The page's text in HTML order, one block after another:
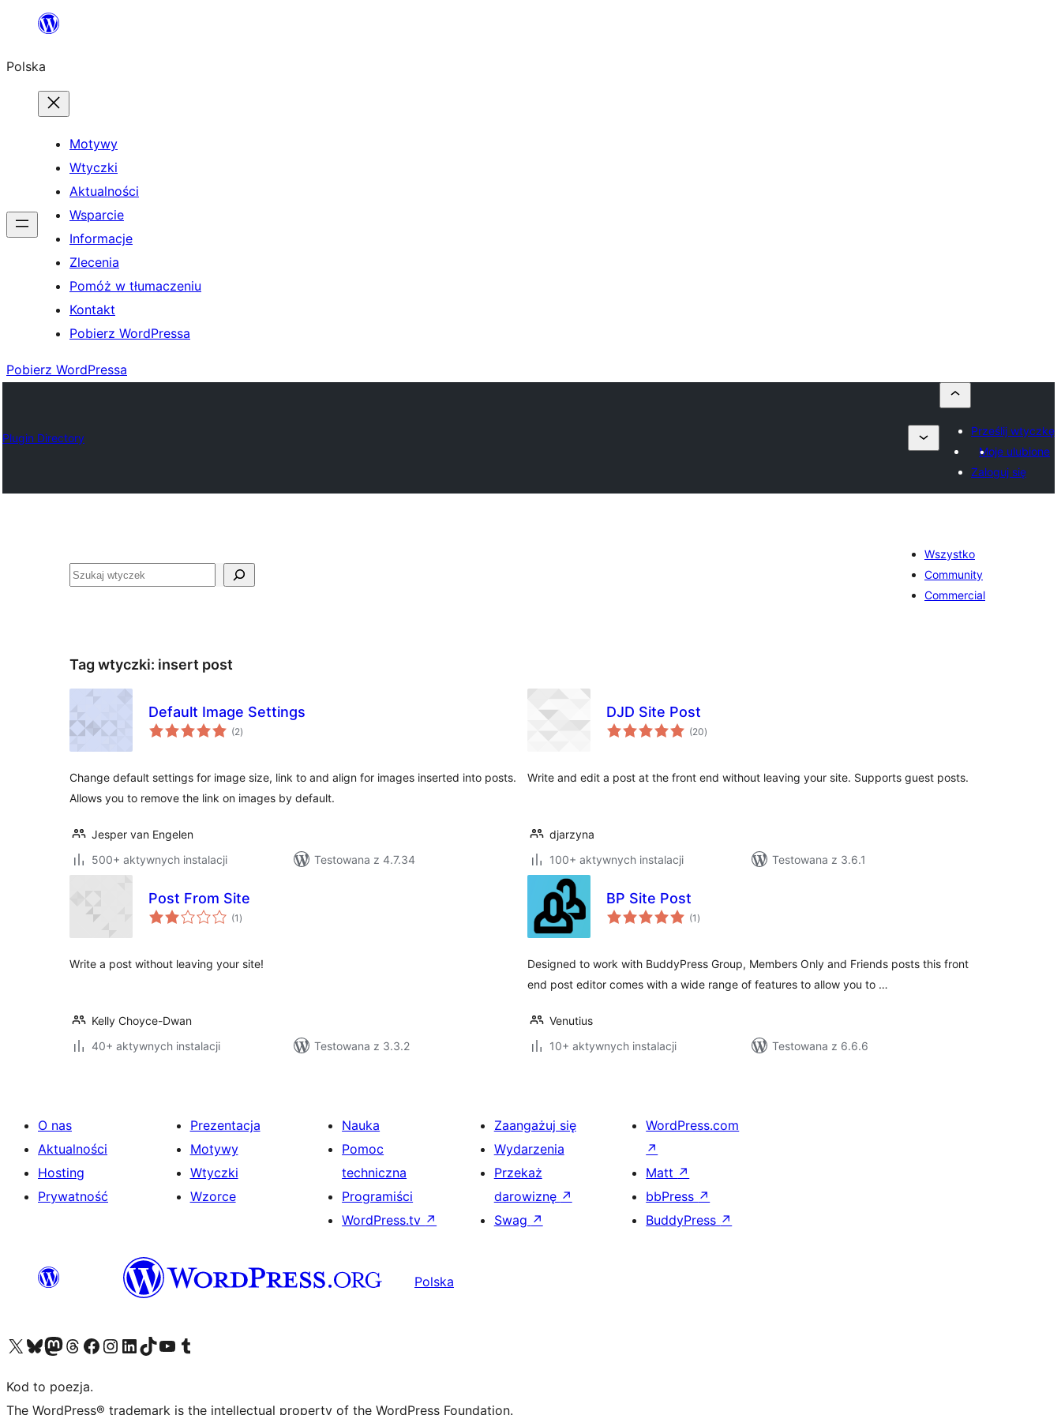
Przejdź
treści
Polska
Motywy
Wtyczki
Aktualności
Wsparcie
Informacje
Zlecenia
Pomóż w tłumaczeniu
Kontakt
Pobierz WordPressa
Pobierz WordPressa
Plugin Directory
Prześlij wtyczkę
Moje ulubione
Zaloguj się
Szukaj
Wszystko
Community
Commercial
Tag wtyczki: insert post
Default Image Settings
(2wszystkich
ocen
)
Change default settings for image size, link to and align for images inserted into posts.
Allows you to remove the link on images by default.
Jesper van Engelen
500+ aktywnych instalacji
Testowana z 4.7.34
DJD Site Post
(20wszystkich
ocen
)
Write and edit a post at the front end without leaving your site. Supports guest posts.
djarzyna
100+ aktywnych instalacji
Testowana z 3.6.1
Post From Site
(1 wszystkich
ocen
)
Write a post without leaving your site!
Kelly Choyce-Dwan
40+ aktywnych instalacji
Testowana z 3.3.2
BP Site Post
(1 wszystkich
ocen
)
Designed to work with BuddyPress Group, Members Only and Friends posts this front
end post editor comes with a wide range of features to allow you to …
Venutius
10+ aktywnych instalacji
Testowana z 6.6.6
O nas
Aktualności
Hosting
Prywatność
Prezentacja
Motywy
Wtyczki
Wzorce
Nauka
Pomoc
techniczna
Programiści
WordPress.tv ↗
Zaangażuj się
Wydarzenia
Przekaż
darowiznę ↗
Swag ↗
WordPress.com
↗
Matt ↗
bbPress ↗
BuddyPress ↗
Polska
Odwiedź nasze konto X (dawniej Twitter)
Odwiedź nasze konto Bluesky
Odwiedź nasze konto na Mastodoncie
Odwiedź naszego Threadsa
Odwiedź naszego Facebooka
Odwiedź nasze konto na Instagramie
Odwiedź nasze konto na LinkedIn
Odwiedź naszego TikToka
Odwiedź nasz kanał YouTube
Odwiedź naszego Tumblra
Kod to poezja.
The WordPress® trademark is the intellectual property of the WordPress Foundation.